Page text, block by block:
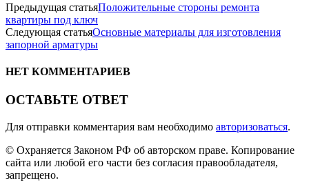
Предыдущая статьяПоложительные стороны ремонта
квартиры под ключ
Следующая статьяОсновные материалы для изготовления
запорной арматуры
НЕТ КОММЕНТАРИЕВ
ОСТАВЬТЕ ОТВЕТ
Для отправки комментария вам необходимо авторизоваться.
© Охраняется Законом РФ об авторском праве. Копирование
сайта или любой его части без согласия правообладателя,
запрещено.